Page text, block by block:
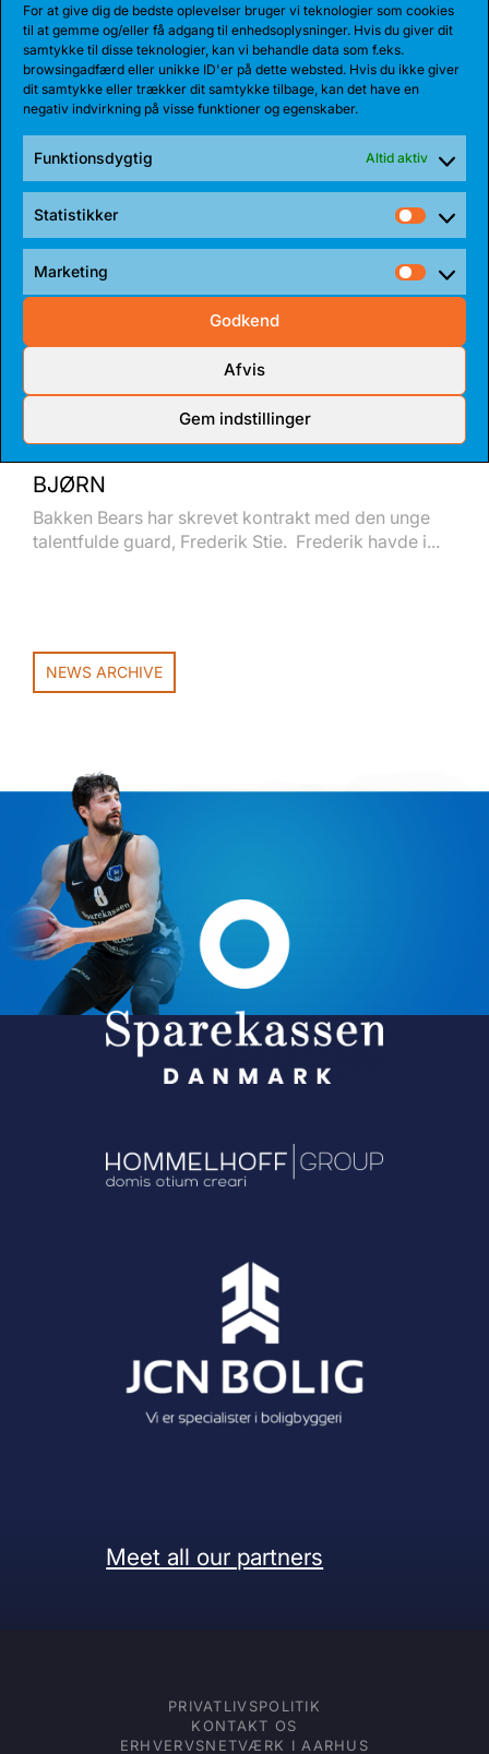
For at give dig de bedste oplevelser bruger vi teknologier som cookies
til at gemme og/eller få adgang til enhedsoplysninger. Hvis du giver dit
samtykke til disse teknologier, kan vi behandle data som f.eks.
browsingadfærd eller unikke ID'er på dette websted. Hvis du ikke giver
dit samtykke eller trækker dit samtykke tilbage, kan det have en
negativ indvirkning på visse funktioner og egenskaber.
Funktionsdygtig Altid aktiv
Statistikker
Marketing
Godkend
Afvis
Gem indstillinger
TALENT BLIVER FULDTIDSBJØRN
Anton Katholm har skrevet under med Bakken Bears
for endnu en sæson. Sidste sæson havde...
BJØRN
Bakken Bears har skrevet kontrakt med den unge
talentfulde guard, Frederik Stie. Frederik havde i...
NEWS ARCHIVE
Meet all our partners
PRIVATLIVSPOLITIK
KONTAKT OS
ERHVERVSNETVÆRK I AARHUS